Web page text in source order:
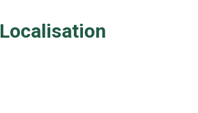
Localisation